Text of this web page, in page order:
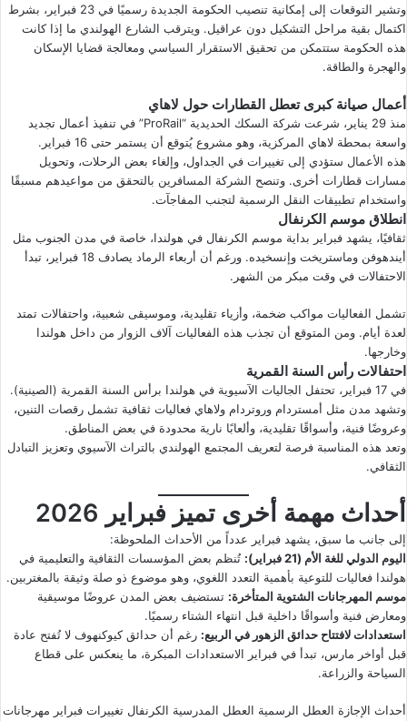
وتشير التوقعات إلى إمكانية تنصيب الحكومة الجديدة رسميًا في 23 فبراير، بشرط
اكتمال بقية مراحل التشكيل دون عراقيل. ويترقب الشارع الهولندي ما إذا كانت
هذه الحكومة ستتمكن من تحقيق الاستقرار السياسي ومعالجة قضايا الإسكان
والهجرة والطاقة.
أعمال صيانة كبرى تعطل القطارات حول لاهاي
منذ 29 يناير، شرعت شركة السكك الحديدية “ProRail” في تنفيذ أعمال تجديد
واسعة بمحطة لاهاي المركزية، وهو مشروع يُتوقع أن يستمر حتى 16 فبراير.
هذه الأعمال ستؤدي إلى تغييرات في الجداول، وإلغاء بعض الرحلات، وتحويل
مسارات قطارات أخرى. وتنصح الشركة المسافرين بالتحقق من مواعيدهم مسبقًا
واستخدام تطبيقات النقل الرسمية لتجنب المفاجآت.
انطلاق موسم الكرنفال
ثقافيًا، يشهد فبراير بداية موسم الكرنفال في هولندا، خاصة في مدن الجنوب مثل
أيندهوفن وماستريخت وإنسخيده. ورغم أن أربعاء الرماد يصادف 18 فبراير، تبدأ
الاحتفالات في وقت مبكر من الشهر.
تشمل الفعاليات مواكب ضخمة، وأزياء تقليدية، وموسيقى شعبية، واحتفالات تمتد
لعدة أيام. ومن المتوقع أن تجذب هذه الفعاليات آلاف الزوار من داخل هولندا
وخارجها.
احتفالات رأس السنة القمرية
في 17 فبراير، تحتفل الجاليات الآسيوية في هولندا برأس السنة القمرية (الصينية).
وتشهد مدن مثل أمستردام وروتردام ولاهاي فعاليات ثقافية تشمل رقصات التنين،
وعروضًا فنية، وأسواقًا تقليدية، وألعابًا نارية محدودة في بعض المناطق.
وتعد هذه المناسبة فرصة لتعريف المجتمع الهولندي بالتراث الآسيوي وتعزيز التبادل
الثقافي.
أحداث مهمة أخرى تميز فبراير 2026
إلى جانب ما سبق، يشهد فبراير عدداً من الأحداث الملحوظة:
اليوم الدولي للغة الأم (21 فبراير):
تُنظم بعض المؤسسات الثقافية والتعليمية في
هولندا فعاليات للتوعية بأهمية التعدد اللغوي، وهو موضوع ذو صلة وثيقة بالمغتربين.
موسم المهرجانات الشتوية المتأخرة: تستضيف بعض المدن عروضًا موسيقية
ومعارض فنية وأسواقًا داخلية قبل انتهاء الشتاء رسميًا.
استعدادات لافتتاح حدائق الزهور في الربيع: رغم أن حدائق كيوكنهوف لا تُفتح عادة
قبل أواخر مارس، تبدأ في فبراير الاستعدادات المبكرة، ما ينعكس على قطاع
السياحة والزراعة.
أحداث الإجازة العطل الرسمية العطل المدرسية الكرنفال تغييرات فبراير مهرجانات